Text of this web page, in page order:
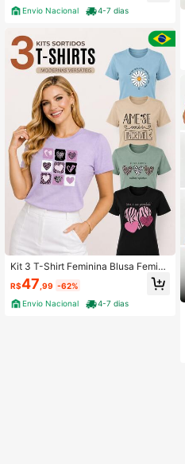
Envio Nacional 4-7 dias
Kit 3 T-Shirt Feminina Blusa Femini
na Baby Look Camiseta Roupa Fem
inina 100% Algodão
R$47 ,99 -62%
Envio Nacional
4-7 dias